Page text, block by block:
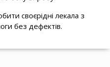
своєрідні лекала з
без дефектів.